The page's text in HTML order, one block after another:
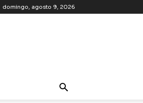
domingo, agosto 9, 2026